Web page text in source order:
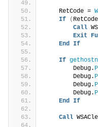
    RetCode =
If
( RetCode
Call
Exit
End
If
If
        Debug.
        Debug.
        Debug.
        Debug.
End
If
Call